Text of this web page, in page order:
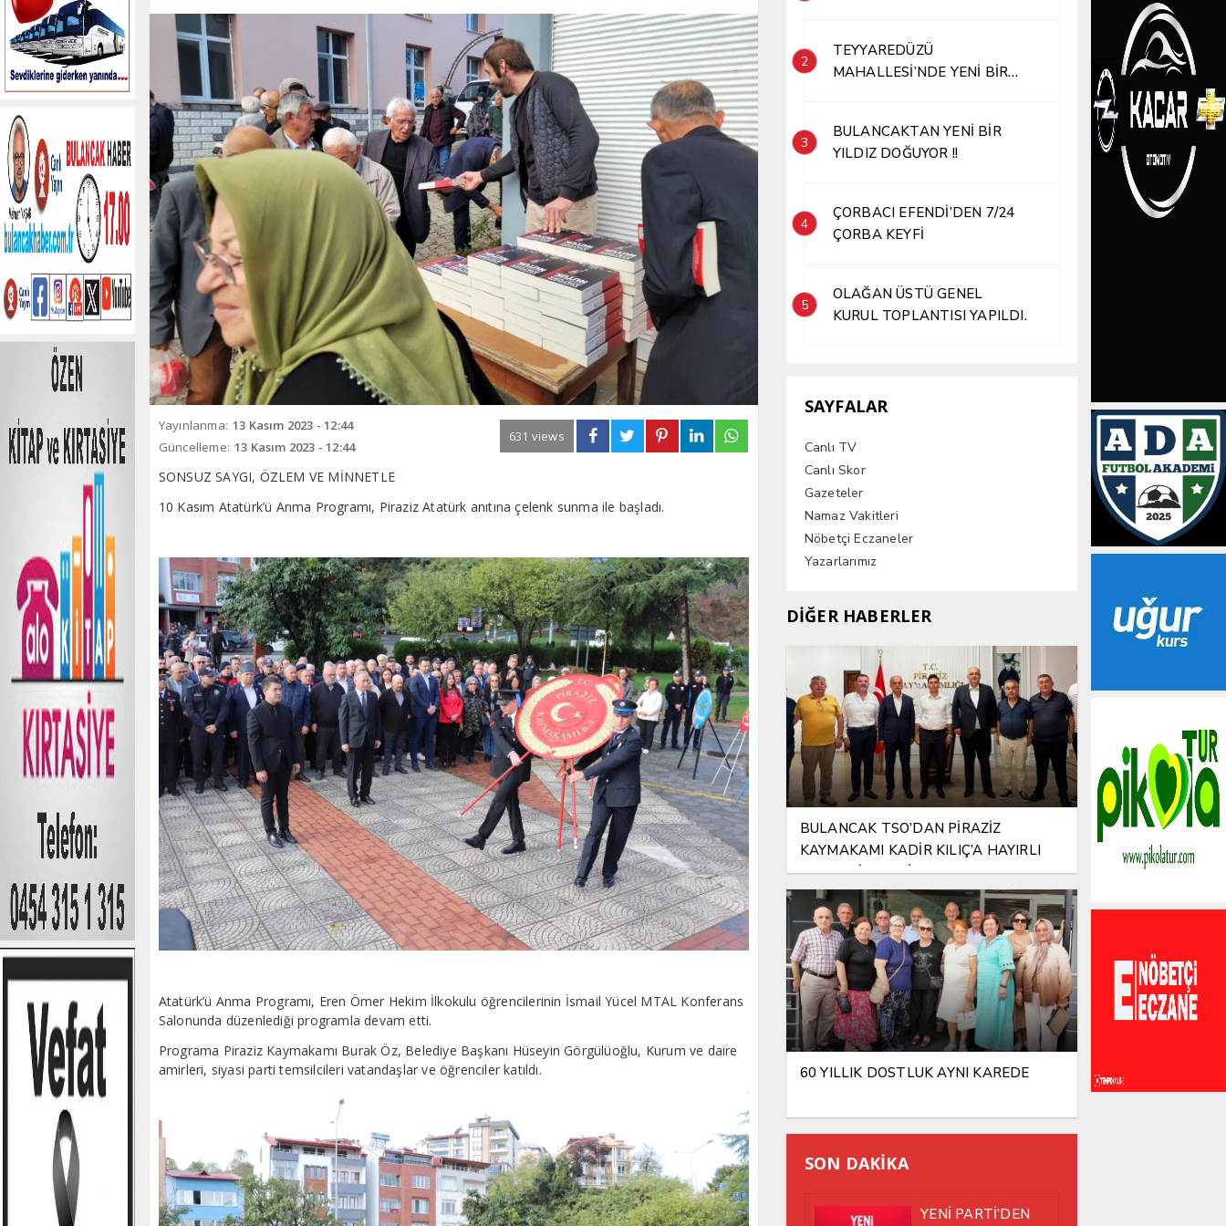
Yayınlanma: 13 Kasım 2023 - 12:44
Güncelleme: 13 Kasım 2023 - 12:44
631 views
SONSUZ SAYGI, ÖZLEM VE MİNNETLE
10 Kasım Atatürk’ü Anma Programı, Piraziz Atatürk anıtına çelenk sunma ile başladı.
Atatürk’ü Anma Programı, Eren Ömer Hekim İlkokulu öğrencilerinin İsmail Yücel MTAL Konferans
Salonunda düzenlediği programla devam etti.
Programa Piraziz Kaymakamı Burak Öz, Belediye Başkanı Hüseyin Görgülüoğlu, Kurum ve daire
amirleri, siyasi parti temsilcileri vatandaşlar ve öğrenciler katıldı.
2
TEYYAREDÜZÜ
MAHALLESİ’NDE YENİ BİR
3
BULANCAKTAN YENİ BİR
YILDIZ DOĞUYOR !!
4
ÇORBACI EFENDİ’DEN 7/24
ÇORBA KEYFİ
5
OLAĞAN ÜSTÜ GENEL
KURUL TOPLANTISI YAPILDI.
SAYFALAR
Canlı TV
Canlı Skor
Gazeteler
Namaz Vakitleri
Nöbetçi Eczaneler
Yazarlarımız
DİĞER HABERLER
BULANCAK TSO’DAN PİRAZİZ
KAYMAKAMI KADİR KILIÇ’A HAYIRLI
OLSUN ZİYARETİ
60 YILLIK DOSTLUK AYNI KAREDE
SON DAKİKA
YENİ PARTİ’DEN